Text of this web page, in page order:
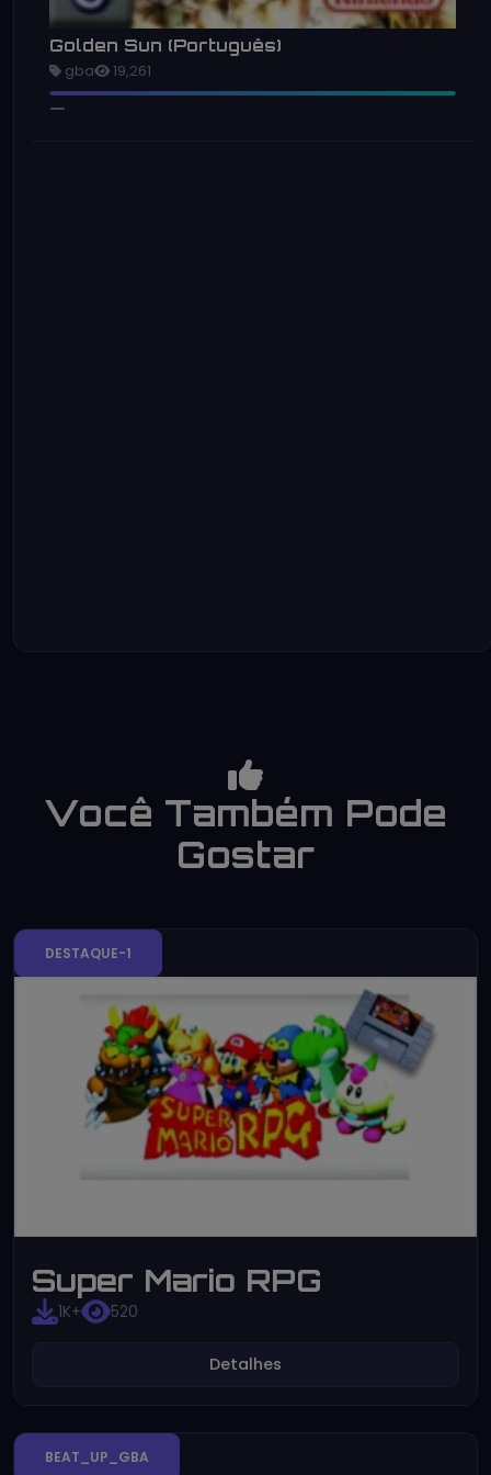
Golden Sun (Português)
gba 19,261
Você Também Pode
Gostar
DESTAQUE-1
Super Mario RPG
1K+ 520
Detalhes
BEAT_UP_GBA